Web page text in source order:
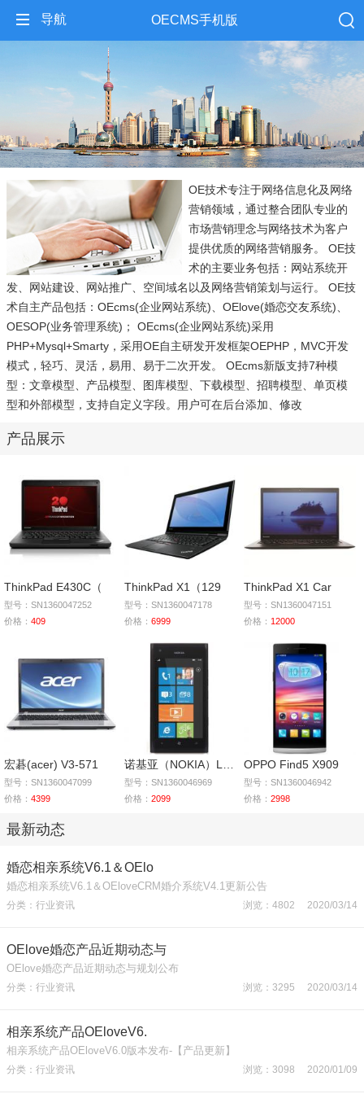
导航 OECMS手机版
OE技术专注于网络信息化及网络
营销领域，通过整合团队专业的
市场营销理念与网络技术为客户
提供优质的网络营销服务。 OE技
术的主要业务包括：网站系统开
发、网站建设、网站推广、空间域名以及网络营销策划与运行。 OE技
术自主产品包括：OEcms(企业网站系统)、OElove(婚恋交友系统)、
OESOP(业务管理系统)； OEcms(企业网站系统)采用
PHP+Mysql+Smarty，采用OE自主研发开发框架OEPHP，MVC开发
模式，轻巧、灵活，易用、易于二次开发。 OEcms新版支持7种模
型：文章模型、产品模型、图库模型、下载模型、招聘模型、单页模
型和外部模型，支持自定义字段。用户可在后台添加、修改
产品展示
ThinkPad E430C（
型号：SN1360047252
价格： 409
ThinkPad X1（129
型号：SN1360047178
价格： 6999
ThinkPad X1 Car
型号：SN1360047151
价格： 12000
宏碁(acer) V3-571
型号：SN1360047099
价格： 4399
型号：SN1360046969
价格： 2099
OPPO Find5 X909
型号：SN1360046942
价格：2998
最新动态
婚恋相亲系统V6.1＆OElo
婚恋相亲系统V6.1＆OEloveCRM婚介系统V4.1更新公告
分类：行业资讯 浏览：4802 2020/03/14
OElove婚恋产品近期动态与
OElove婚恋产品近期动态与规划公布
分类：行业资讯 浏览：3295 2020/03/14
相亲系统产品OEloveV6.
相亲系统产品OEloveV6.0版本发布-【产品更新】
分类：行业资讯 浏览：3098 2020/01/09